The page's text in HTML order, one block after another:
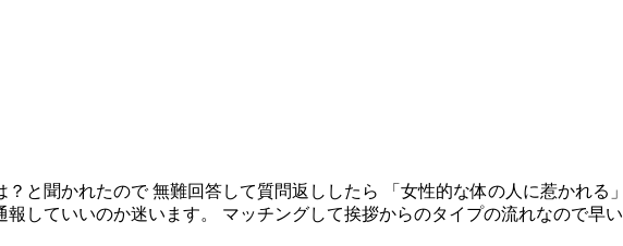
と聞かれたので 無難回答して質問返ししたら 「女性的な体の人に惹かれ
していいのか迷います。 マッチングして挨拶からのタイプの流れなので早